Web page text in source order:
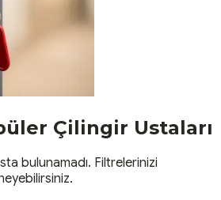
Çilingir Ustaları
bulunamadı. Filtrelerinizi